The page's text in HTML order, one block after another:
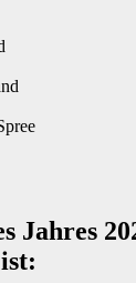
Jahres